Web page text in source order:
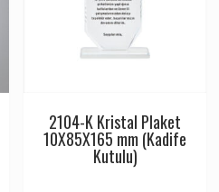
2104-K Kristal Plaket
10X85X165 mm (Kadife
Kutulu)